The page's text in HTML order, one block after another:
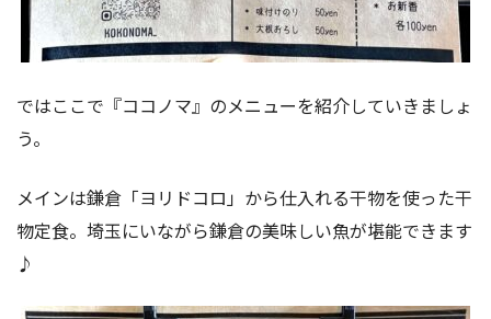
ではここで『ココノマ』のメニューを紹介していきましょ
う。
メインは鎌倉「ヨリドコロ」から仕入れる干物を使った干
物定食。埼玉にいながら鎌倉の美味しい魚が堪能できます
♪